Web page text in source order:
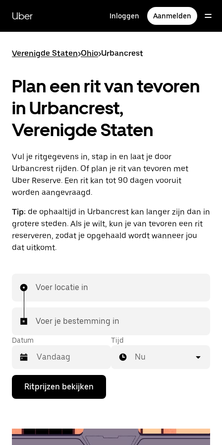
naar
hoofdinhoud
Uber Inloggen Aanmelden
Verenigde Staten>Ohio>Urbancrest
Plan een rit van tevoren
in Urbancrest,
Verenigde Staten
Vul je ritgegevens in, stap in en laat je door
Urbancrest rijden. Of plan je rit van tevoren met
Uber Reserve. Een rit kan tot 90 dagen vooruit
worden aangevraagd.
Tip: de ophaaltijd in Urbancrest kan langer zijn dan in
grotere steden. Als je wilt, kun je van tevoren een rit
reserveren, zodat je opgehaald wordt wanneer jou
dat uitkomt.
Voer locatie in
Voer je bestemming in
Datum
Druk
de
de
Tijd
Nu
Ritprijzen bekijken